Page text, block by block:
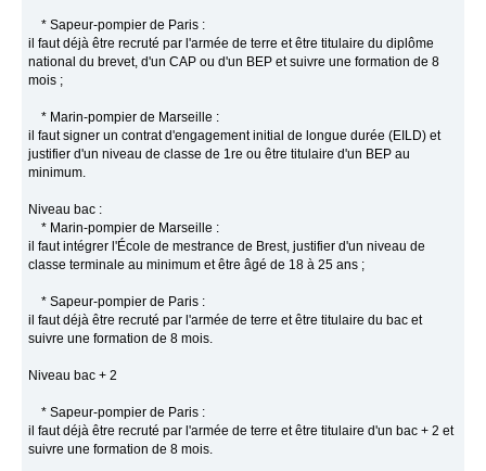
* Sapeur-pompier de Paris :
il faut déjà être recruté par l'armée de terre et être titulaire du diplôme
national du brevet, d'un CAP ou d'un BEP et suivre une formation de 8
mois ;
* Marin-pompier de Marseille :
il faut signer un contrat d'engagement initial de longue durée (EILD) et
justifier d'un niveau de classe de 1re ou être titulaire d'un BEP au
minimum.
Niveau bac :
* Marin-pompier de Marseille :
il faut intégrer l'École de mestrance de Brest, justifier d'un niveau de
classe terminale au minimum et être âgé de 18 à 25 ans ;
* Sapeur-pompier de Paris :
il faut déjà être recruté par l'armée de terre et être titulaire du bac et
suivre une formation de 8 mois.
Niveau bac + 2
* Sapeur-pompier de Paris :
il faut déjà être recruté par l'armée de terre et être titulaire d'un bac + 2 et
suivre une formation de 8 mois.